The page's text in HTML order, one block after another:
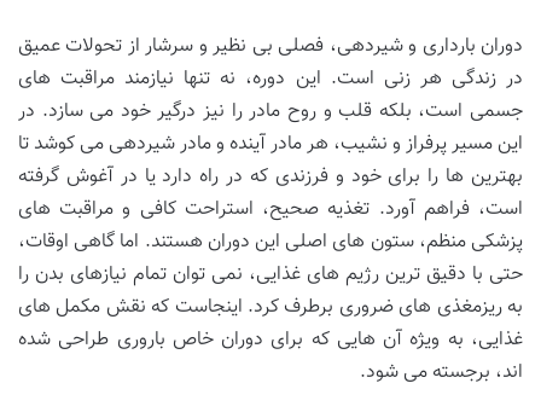
دوران بارداری و شیردهی، فصلی بی نظیر و سرشار از تحولات عمیق
در زندگی هر زنی است. این دوره، نه تنها نیازمند مراقبت های
جسمی است، بلکه قلب و روح مادر را نیز درگیر خود می سازد. در
این مسیر پرفراز و نشیب، هر مادر آینده و مادر شیردهی می کوشد تا
بهترین ها را برای خود و فرزندی که در راه دارد یا در آغوش گرفته
است، فراهم آورد. تغذیه صحیح، استراحت کافی و مراقبت های
پزشکی منظم، ستون های اصلی این دوران هستند. اما گاهی اوقات،
حتی با دقیق ترین رژیم های غذایی، نمی توان تمام نیازهای بدن را
به ریزمغذی های ضروری برطرف کرد. اینجاست که نقش مکمل های
غذایی، به ویژه آن هایی که برای دوران خاص باروری طراحی شده
اند، برجسته می شود.